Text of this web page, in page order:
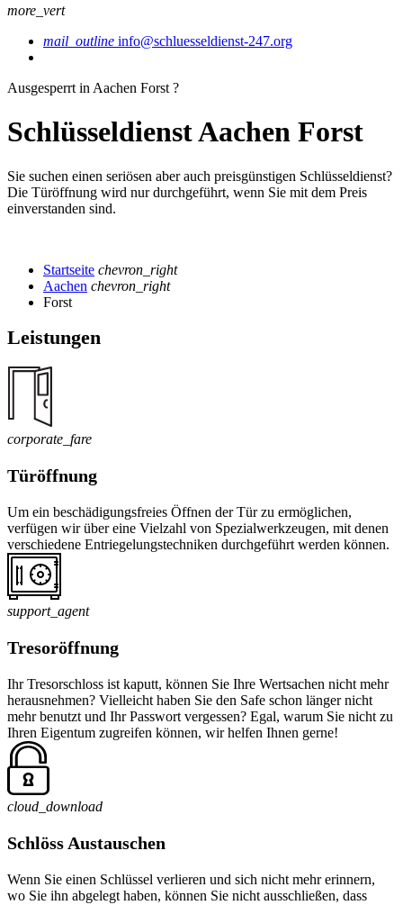
more_vert
mail_outline info@schluesseldienst-247.org
Ausgesperrt in Aachen Forst ?
Schlüsseldienst Aachen Forst
Sie suchen einen seriösen aber auch preisgünstigen Schlüsseldienst?
Die Türöffnung wird nur durchgeführt, wenn Sie mit dem Preis
einverstanden sind.
Startseite chevron_right
Aachen chevron_right
Forst
Leistungen
corporate_fare
Türöffnung
Um ein beschädigungsfreies Öffnen der Tür zu ermöglichen,
verfügen wir über eine Vielzahl von Spezialwerkzeugen, mit denen
verschiedene Entriegelungstechniken durchgeführt werden können.
support_agent
Tresoröffnung
Ihr Tresorschloss ist kaputt, können Sie Ihre Wertsachen nicht mehr
herausnehmen? Vielleicht haben Sie den Safe schon länger nicht
mehr benutzt und Ihr Passwort vergessen? Egal, warum Sie nicht zu
Ihren Eigentum zugreifen können, wir helfen Ihnen gerne!
cloud_download
Schlöss Austauschen
Wenn Sie einen Schlüssel verlieren und sich nicht mehr erinnern,
wo Sie ihn abgelegt haben, können Sie nicht ausschließen, dass